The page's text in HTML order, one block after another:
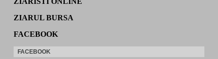
ZIARUL BURSA
FACEBOOK
FACEBOOK